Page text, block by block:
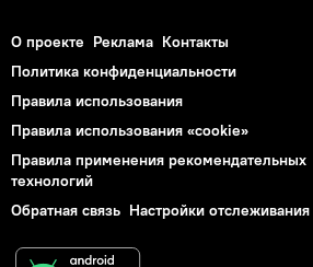
О проекте Реклама Контакты
Политика конфиденциальности
Правила использования
Правила использования «cookie»
Правила применения рекомендательных
технологий
Обратная связь Настройки отслеживания